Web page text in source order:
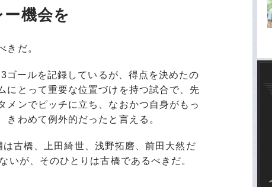
機会を
きだ。
ールを記録しているが、得点を決めたの
にとって重要な位置づけを持つ試合で、先
メンでピッチに立ち、なおかつ自身がもっ
わめて例外的だったと言える。
古橋、上田綺世、浅野拓磨、前田大然だ
いが、そのひとりは古橋であるべきだ。